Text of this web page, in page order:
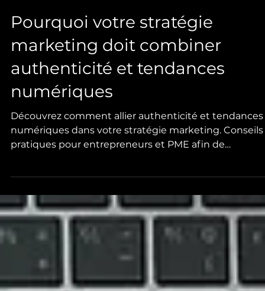
Pourquoi votre stratégie
marketing doit combiner
authenticité et tendances
numériques
Découvrez comment allier authenticité et tendances
développer visibilité et croissance durable avec une
agence marketing experte.